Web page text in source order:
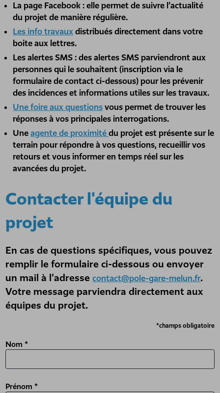
La page Facebook : elle permet de suivre l’actualité
du projet de manière régulière.
Les info travaux distribués directement dans votre
boite aux lettres.
Les alertes SMS : des alertes SMS parviendront aux
personnes qui le souhaitent (inscription via le
formulaire de contact ci-dessous) pour les prévenir
des incidences et informations utiles sur les travaux.
Une foire aux questions vous permet de trouver les
réponses à vos principales interrogations.
Uneagente de proximitédu projet est présente sur le
terrain pour répondre à vos questions, recueillir vos
retours et vous informer en temps réel sur les
avancées du projet.
Contacter l'équipe du
projet
En cas de questions spécifiques, vous pouvez
remplir le formulaire ci-dessous ou envoyer
un mail à l’adressecontact@pole-gare-melun.fr.
Votre message parviendra directement aux
équipes du projet.
*champs obligatoire
Nom*
Prénom*